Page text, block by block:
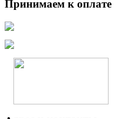
Принимаем к оплате